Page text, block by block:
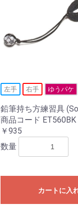
左手 右手 ゆうパケ
鉛筆持ち方練習具
商品コード ET560BK
￥935
数量
カートに入